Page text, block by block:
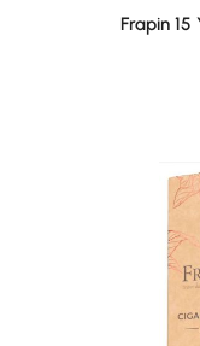
Durchschnittliche
Frapin